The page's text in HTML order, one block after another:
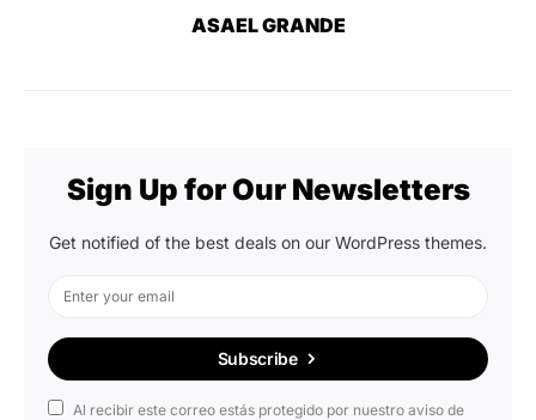
ASAEL GRANDE
Sign Up for Our Newsletters
Get notified of the best deals on our WordPress themes.
Subscribe
Al recibir este correo estás protegido por nuestro aviso de